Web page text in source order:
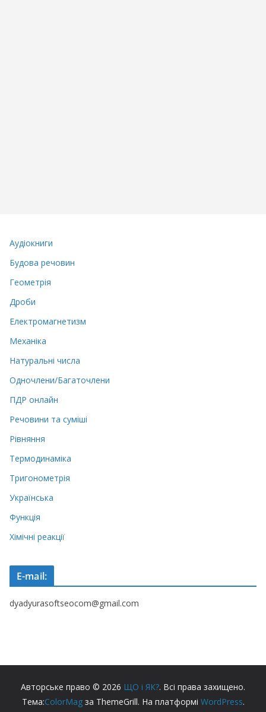
Аудіокниги
Будова речовин
Геометрія
Дроби
Електромагнетизм
Механіка
Натуральні числа
Одночлени/Багаточлени
ПДР онлайн
Речовини та суміші
Рівняння
Термодинаміка
Тригонометрія
Українська
Функція
Хімічні реакції
E-mail:
dyadyurasoftseocom@gmail.com
Авторське право © 2026 ЩО і ЯК?. Всі права захищено.
Тема:ColorMagза ThemeGrill. На платформі WordPress.